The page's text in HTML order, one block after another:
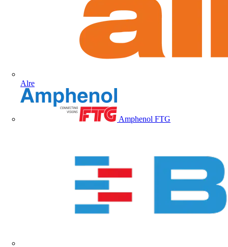
Alre
Amphenol FTG